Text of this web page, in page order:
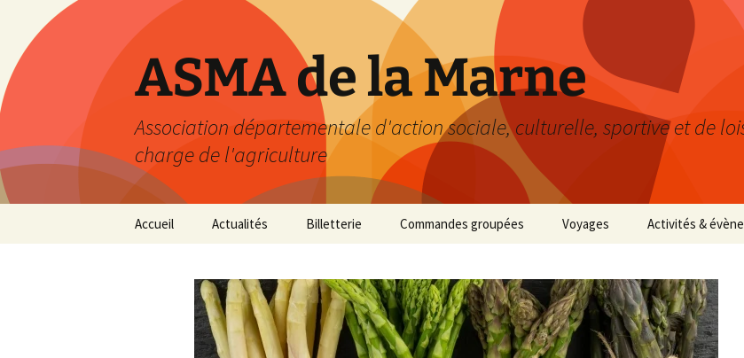
contenu
ASMA de la Marne
Association départementale d'action sociale, culturelle, sportive et de
charge de l'agriculture
Accueil Actualités Billetterie Commandes groupées Voyages Activités &